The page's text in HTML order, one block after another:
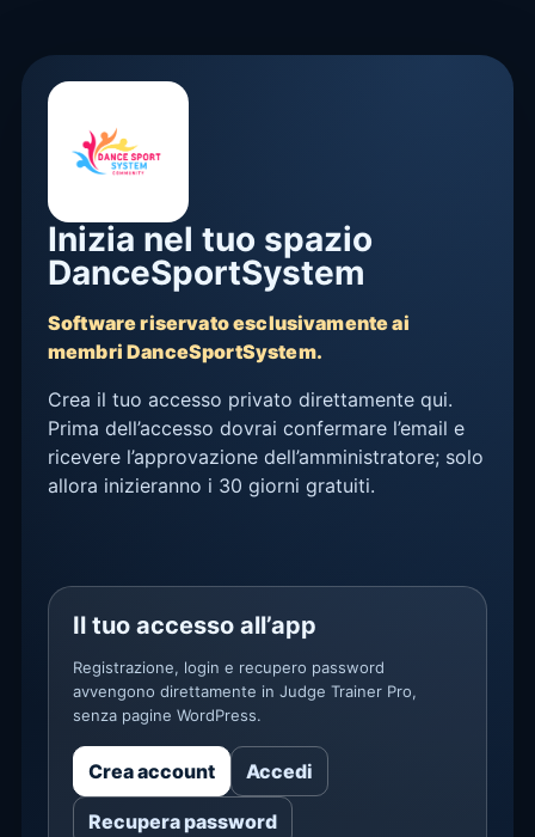
Inizia nel tuo spazio
DanceSportSystem
Software riservato esclusivamente ai
membri DanceSportSystem.
Crea il tuo accesso privato direttamente qui.
Prima dell’accesso dovrai confermare l’email e
ricevere l’approvazione dell’amministratore; solo
allora inizieranno i 30 giorni gratuiti.
Il tuo accesso all’app
Registrazione, login e recupero password
avvengono direttamente in Judge Trainer Pro,
senza pagine WordPress.
Crea account Accedi
Recupera password